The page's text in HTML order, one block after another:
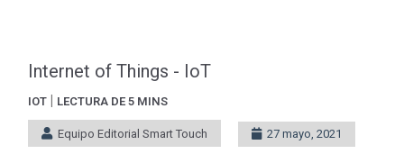
Internet of Things - IoT
IOT | LECTURA DE 5 MINS
Equipo Editorial Smart Touch 27 mayo, 2021